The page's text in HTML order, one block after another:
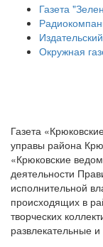
Газета
Окружная
Газета
управы района
«Крюковские
деятельности
исполнительной
происходящих в
творческих
развлекательные